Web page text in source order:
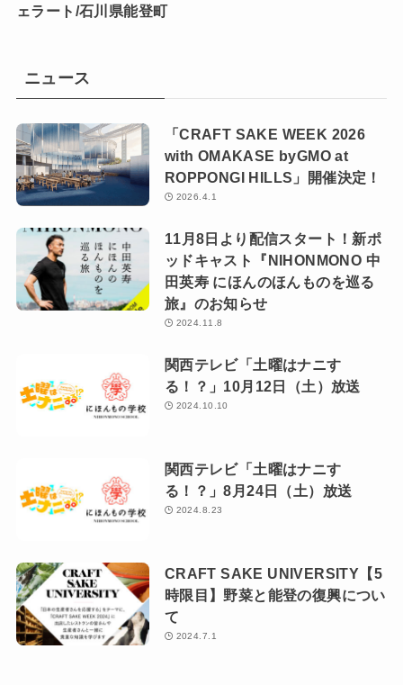
ェラート/石川県能登町
ニュース
「CRAFT SAKE WEEK 2026
with OMAKASE byGMO at
ROPPONGI HILLS」開催決定！
2026.4.1
11月8日より配信スタート！新ポ
ッドキャスト『NIHONMONO 中
田英寿 にほんのほんものを巡る
旅』のお知らせ
2024.11.8
関西テレビ「土曜はナニす
る！？」10月12日（土）放送
2024.10.10
関西テレビ「土曜はナニす
る！？」8月24日（土）放送
2024.8.23
CRAFT SAKE UNIVERSITY【5
時限目】野菜と能登の復興につい
て
2024.7.1